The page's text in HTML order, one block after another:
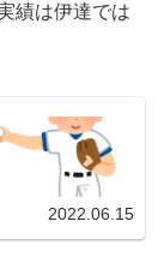
績は伊達では
2022.06.15